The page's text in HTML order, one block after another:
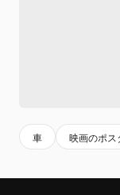
車 映画のポス